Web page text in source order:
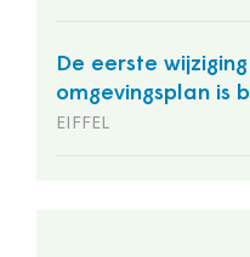
De eerste
omgevingsplan is
EIFFEL